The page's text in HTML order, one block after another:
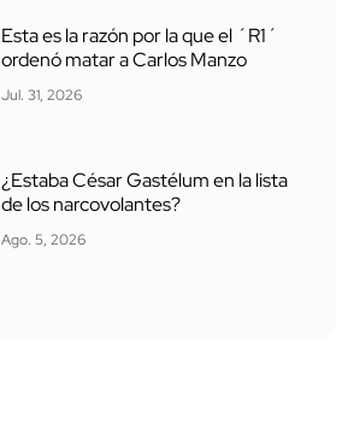
Esta es la razón por la que el ´R1´
ordenó matar a Carlos Manzo
Jul. 31, 2026
¿Estaba César Gastélum en la lista
de los narcovolantes?
Ago. 5, 2026